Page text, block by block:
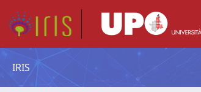
IRIS